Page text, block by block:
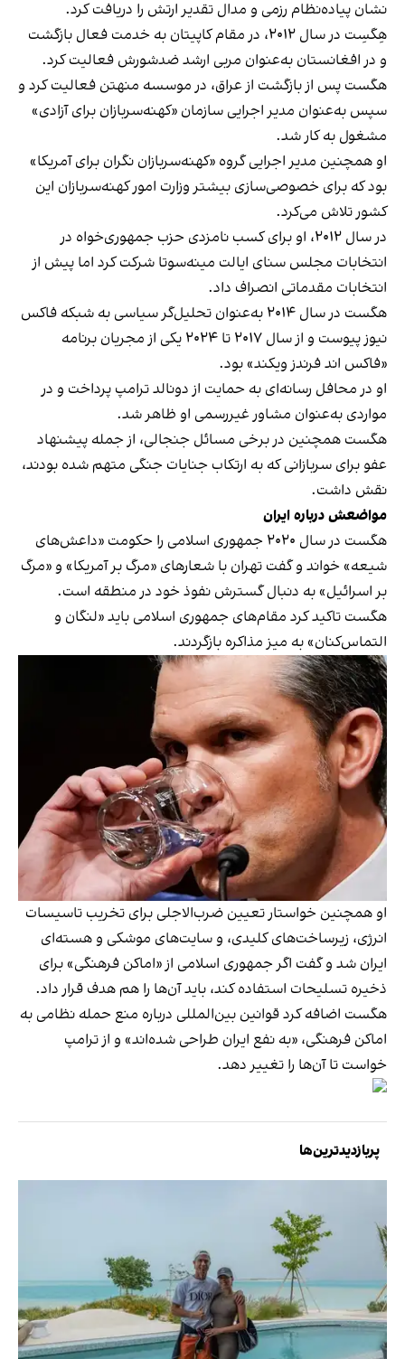
نشان پیاده‌نظام رزمی و مدال تقدیر ارتش را دریافت کرد.
هِگسِت در سال ۲۰۱۲، در مقام کاپیتان به خدمت فعال بازگشت
و در افغانستان به‌عنوان مربی ارشد ضدشورش فعالیت کرد.
هگست پس از بازگشت از عراق، در موسسه منهتن فعالیت کرد و
سپس به‌عنوان مدیر اجرایی سازمان «کهنه‌سربازان برای آزادی»
مشغول به کار شد.
او همچنین مدیر اجرایی گروه «کهنه‌سربازان نگران برای آمریکا»
بود که برای خصوصی‌سازی بیشتر وزارت امور کهنه‌سربازان این
کشور تلاش می‌کرد.
در سال ۲۰۱۲، او برای کسب نامزدی حزب جمهوری‌خواه در
انتخابات مجلس سنای ایالت مینه‌سوتا شرکت کرد اما پیش از
انتخابات مقدماتی انصراف داد.
هگست در سال ۲۰۱۴ به‌عنوان تحلیل‌گر سیاسی به شبکه فاکس‌
نیوز پیوست و از سال ۲۰۱۷ تا ۲۰۲۴ یکی از مجریان برنامه
«فاکس اند فرندز ویکند» بود.
او در محافل رسانه‌ای به حمایت از دونالد ترامپ پرداخت و در
مواردی به‌عنوان مشاور غیررسمی او ظاهر شد.
هگست همچنین در برخی مسائل جنجالی، از جمله پیشنهاد
عفو برای سربازانی که به ارتکاب جنایات جنگی متهم شده بودند،
نقش داشت.
مواضعش درباره ایران
هگست در سال ۲۰۲۰ جمهوری اسلامی را حکومت «داعش‌های
شیعه» خواند و گفت تهران با شعارهای «مرگ بر آمریکا» و «مرگ
بر اسرائیل» به دنبال گسترش نفوذ خود در منطقه است.
هگست تاکید کرد مقام‌های جمهوری اسلامی باید «لنگان و
التماس‌کنان» به میز مذاکره بازگردند.
او همچنین خواستار تعیین ضرب‌الاجلی برای تخریب تاسیسات
انرژی، زیرساخت‌های کلیدی، و سایت‌های موشکی و هسته‌ای
ایران شد و گفت اگر جمهوری اسلامی از «اماکن فرهنگی» برای
ذخیره تسلیحات استفاده کند، باید آن‌ها را هم هدف قرار داد.
هگست اضافه کرد قوانین بین‌المللی درباره منع حمله نظامی به
اماکن فرهنگی، «به نفع ایران طراحی شده‌اند» و از ترامپ
خواست تا آن‌ها را تغییر دهد.
پربازدیدترین‌ها